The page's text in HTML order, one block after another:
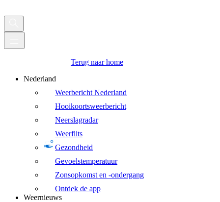
Terug naar home
Nederland
Weerbericht Nederland
Hooikoortsweerbericht
Neerslagradar
Weerflits
Gezondheid
Gevoelstemperatuur
Zonsopkomst en -ondergang
Ontdek de app
Weernieuws